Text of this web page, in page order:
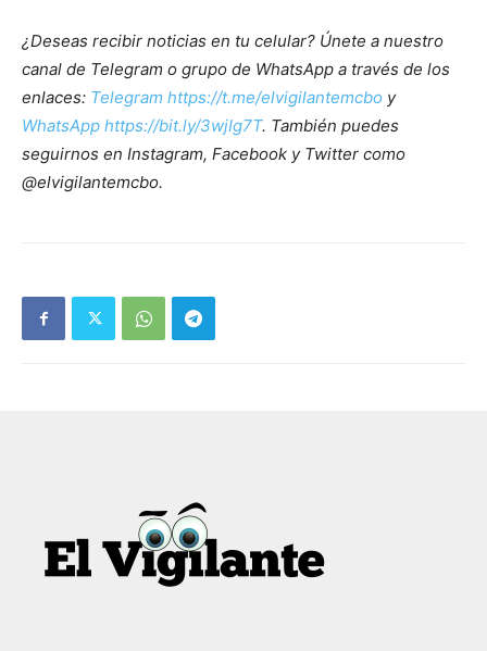
¿Deseas recibir noticias en tu celular? Únete a nuestro
canal de Telegram o grupo de WhatsApp a través de los
enlaces: Telegram https://t.me/elvigilantemcbo y
WhatsApp https://bit.ly/3wjIg7T. También puedes
seguirnos en Instagram, Facebook y Twitter como
@elvigilantemcbo.